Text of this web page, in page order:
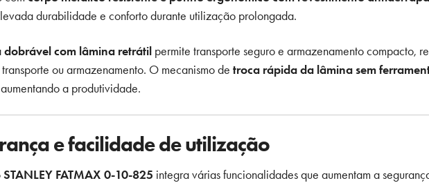
durabilidade e conforto durante utilização prolongada.
dobrável com lâmina retrátil permite transporte seguro e armazenamento compacto,
ou armazenamento. O mecanismo de troca rápida da lâmina sem
a produtividade.
e facilidade de utilização
FATMAX 0-10-825 integra várias funcionalidades que aumentam a